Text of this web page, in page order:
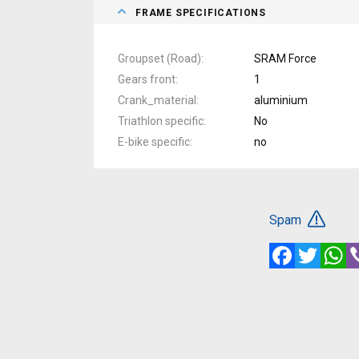
FRAME SPECIFICATIONS
Groupset (Road)
SRAM Force
Gears front
1
Crank_material
aluminium
Triathlon specific
No
E-bike specific
no
Spam
FacebookTwitter